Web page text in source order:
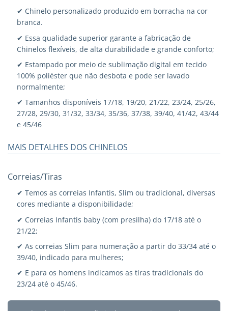
✔ Chinelo personalizado produzido em borracha na cor
branca.
✔ Essa qualidade superior garante a fabricação de
Chinelos flexíveis, de alta durabilidade e grande conforto;
✔ Estampado por meio de sublimação digital em tecido
100% poliéster que não desbota e pode ser lavado
normalmente;
✔ Tamanhos disponíveis 17/18, 19/20, 21/22, 23/24, 25/26,
27/28, 29/30, 31/32, 33/34, 35/36, 37/38, 39/40, 41/42, 43/44
e 45/46
MAIS DETALHES DOS CHINELOS
Correias/Tiras
✔ Temos as correias Infantis, Slim ou tradicional, diversas
cores mediante a disponibilidade;
✔ Correias Infantis baby (com presilha) do 17/18 até o
21/22;
✔ As correias Slim para numeração a partir do 33/34 até o
39/40, indicado para mulheres;
✔ E para os homens indicamos as tiras tradicionais do
23/24 até o 45/46.